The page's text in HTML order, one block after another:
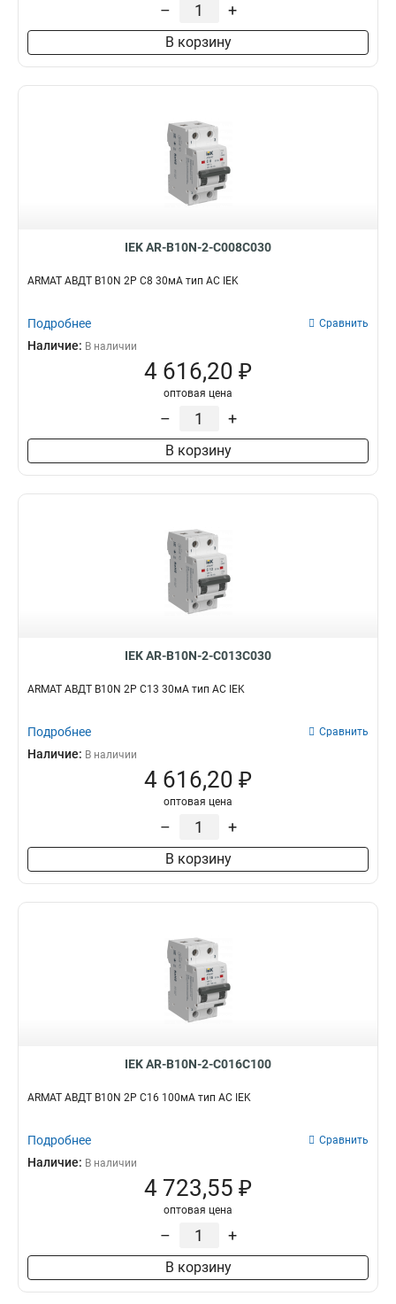
– +
В корзину
IEK AR-B10N-2-C008C030
ARMAT АВДТ B10N 2P C8 30мА тип AC IEK
Подробнее Сравнить
Наличие: В наличии
4 616,20 ₽
оптовая цена
– +
В корзину
IEK AR-B10N-2-C013C030
ARMAT АВДТ B10N 2P C13 30мА тип AC IEK
Подробнее Сравнить
Наличие: В наличии
4 616,20 ₽
оптовая цена
– +
В корзину
IEK AR-B10N-2-C016C100
ARMAT АВДТ B10N 2P C16 100мА тип AC IEK
Подробнее Сравнить
Наличие: В наличии
4 723,55 ₽
оптовая цена
– +
В корзину